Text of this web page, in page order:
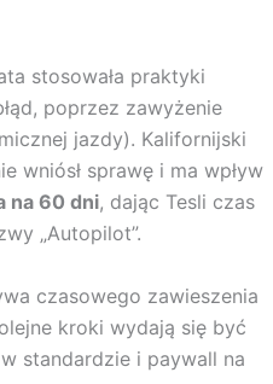
stosowała praktyki
poprzez zawyżenie
jazdy). Kalifornijski
wniósł sprawę i ma wpływ
na 60 dni, dając Tesli czas
„Autopilot”.
czasowego zawieszenia
kroki wydają się być
standardzie i paywall na